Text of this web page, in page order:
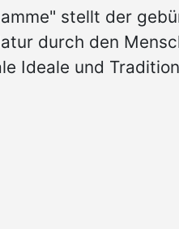
stellt der
durch den
Ideale und